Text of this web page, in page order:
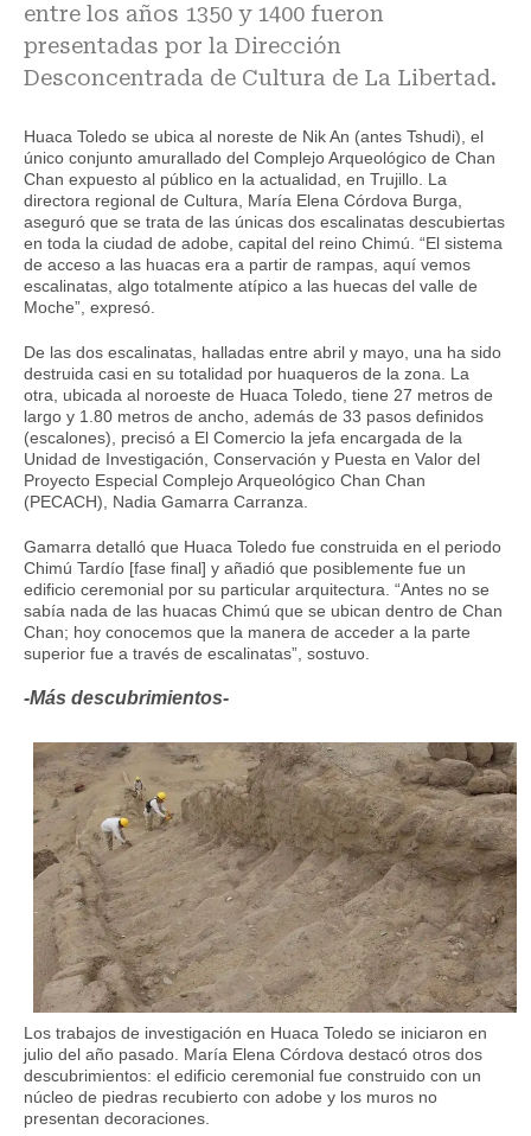
entre los años 1350 y 1400 fueron
presentadas por la Dirección
Desconcentrada de Cultura de La Libertad.
Huaca Toledo se ubica al noreste de Nik An (antes Tshudi), el
único conjunto amurallado del Complejo Arqueológico de Chan
Chan expuesto al público en la actualidad, en Trujillo. La
directora regional de Cultura, María Elena Córdova Burga,
aseguró que se trata de las únicas dos escalinatas descubiertas
en toda la ciudad de adobe, capital del reino Chimú. “El sistema
de acceso a las huacas era a partir de rampas, aquí vemos
escalinatas, algo totalmente atípico a las huecas del valle de
Moche”, expresó.
De las dos escalinatas, halladas entre abril y mayo, una ha sido
destruida casi en su totalidad por huaqueros de la zona. La
otra, ubicada al noroeste de Huaca Toledo, tiene 27 metros de
largo y 1.80 metros de ancho, además de 33 pasos definidos
(escalones), precisó a El Comercio la jefa encargada de la
Unidad de Investigación, Conservación y Puesta en Valor del
Proyecto Especial Complejo Arqueológico Chan Chan
(PECACH), Nadia Gamarra Carranza.
Gamarra detalló que Huaca Toledo fue construida en el periodo
Chimú Tardío [fase final] y añadió que posiblemente fue un
edificio ceremonial por su particular arquitectura. “Antes no se
sabía nada de las huacas Chimú que se ubican dentro de Chan
Chan; hoy conocemos que la manera de acceder a la parte
superior fue a través de escalinatas”, sostuvo.
-Más descubrimientos-
Los trabajos de investigación en Huaca Toledo se iniciaron en
julio del año pasado. María Elena Córdova destacó otros dos
descubrimientos: el edificio ceremonial fue construido con un
núcleo de piedras recubierto con adobe y los muros no
presentan decoraciones.